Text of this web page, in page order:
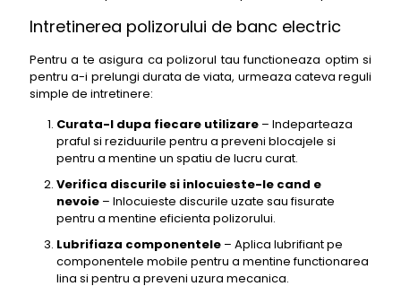
Intretinerea polizorului de banc electric
Pentru a te asigura ca polizorul tau functioneaza optim si
pentru a-i prelungi durata de viata, urmeaza cateva reguli
simple de intretinere:
Curata-l dupa fiecare utilizare – Indeparteaza
praful si reziduurile pentru a preveni blocajele si
pentru a mentine un spatiu de lucru curat.
Verifica discurile si inlocuieste-le cand e
nevoie – Inlocuieste discurile uzate sau fisurate
pentru a mentine eficienta polizorului.
Lubrifiaza componentele – Aplica lubrifiant pe
componentele mobile pentru a mentine functionarea
lina si pentru a preveni uzura mecanica.